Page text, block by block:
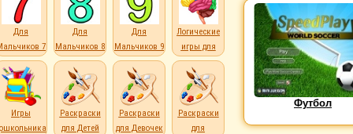
Для
7
лет
Для
Мальчиков 8
лет
Для
Мальчиков 9
лет
Логические
игры для
детей
Игры
Раскраски
для Детей
Раскраски
для Девочек
Раскраски
для
Футбол